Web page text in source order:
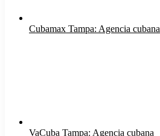
Cubamax Tampa: Agencia cubana
VaCuba Tampa: Agencia cubana